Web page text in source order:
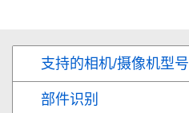
支持的相机/摄像机型号
部件识别